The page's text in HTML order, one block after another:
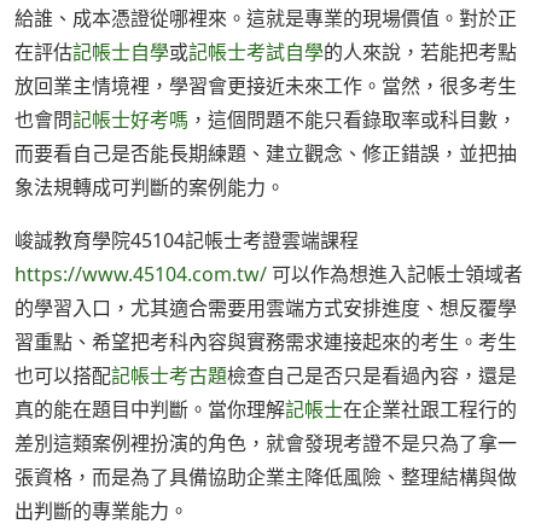
給誰、成本憑證從哪裡來。這就是專業的現場價值。對於正
在評估記帳士自學或記帳士考試自學的人來說，若能把考點
放回業主情境裡，學習會更接近未來工作。當然，很多考生
也會問記帳士好考嗎 ，這個問題不能只看錄取率或科目數，
而要看自己是否能長期練題、建立觀念、修正錯誤，並把抽
象法規轉成可判斷的案例能力。
峻誠教育學院45104記帳士考證雲端課程
https://www.45104.com.tw/ 可以作為想進入記帳士領域者
的學習入口，尤其適合需要用雲端方式安排進度、想反覆學
習重點、希望把考科內容與實務需求連接起來的考生。考生
也可以搭配記帳士考古題檢查自己是否只是看過內容，還是
真的能在題目中判斷。當你理解記帳士在企業社跟工程行的
差別這類案例裡扮演的角色，就會發現考證不是只為了拿一
張資格，而是為了具備協助企業主降低風險、整理結構與做
出判斷的專業能力。